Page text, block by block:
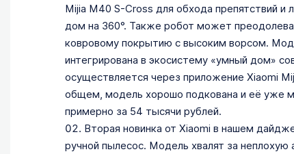
Mijia M40 S-Cross для обхода препятствий и
дом на 360°. Также робот может
ковровому покрытию с высоким ворсом.
интегрирована в экосистему «умный дом»
осуществляется через приложение Xiaomi
общем, модель хорошо подкована и её уже
примерно за 54 тысячи рублей.
Вторая новинка от Xiaomi в нашем
ручной пылесос. Модель хвалят за